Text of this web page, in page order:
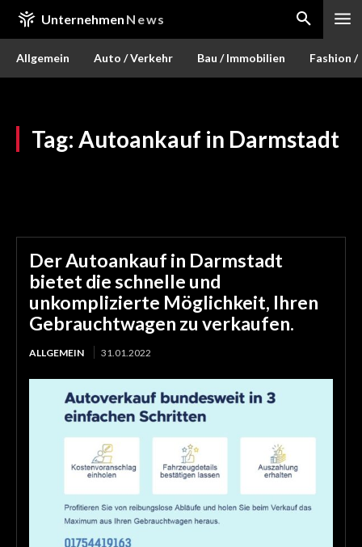
Unternehmen News
Allgemein Auto / Verkehr Bau / Immobilien Fashion /
Tag: Autoankauf in Darmstadt
Der Autoankauf in Darmstadt
bietet die schnelle und
unkomplizierte Möglichkeit, Ihren
Gebrauchtwagen zu verkaufen.
ALLGEMEIN 31.01.2022